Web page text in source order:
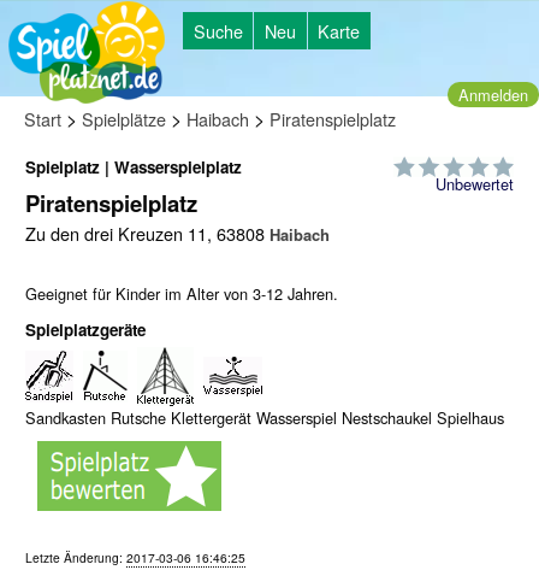
Suche Neu Karte
Anmelden
Start > Spielplätze > Haibach > Piratenspielplatz
Unbewertet
Spielplatz | Wasserspielplatz
Piratenspielplatz
Zu den drei Kreuzen 11, 63808 Haibach
Geeignet für Kinder im Alter von 3-12 Jahren.
Spielplatzgeräte
Sandkasten Rutsche Klettergerät Wasserspiel Nestschaukel Spielhaus
Letzte Änderung: 2017-03-06 16:46:25